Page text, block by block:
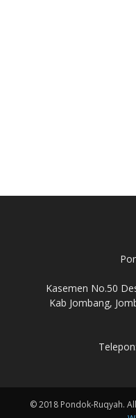
Kasemen No.50
Kab Jombang,
© 2018 Pondok-Ruqyah.